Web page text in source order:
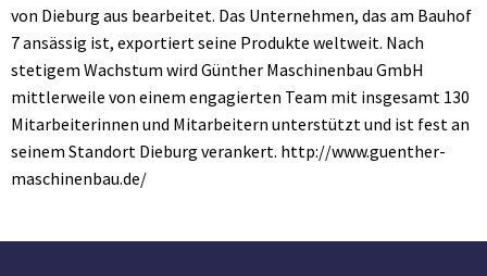
von Dieburg aus bearbeitet. Das Unternehmen, das am Bauhof
7 ansässig ist, exportiert seine Produkte weltweit. Nach
stetigem Wachstum wird Günther Maschinenbau GmbH
mittlerweile von einem engagierten Team mit insgesamt 130
Mitarbeiterinnen und Mitarbeitern unterstützt und ist fest an
seinem Standort Dieburg verankert. http://www.guenther-
maschinenbau.de/